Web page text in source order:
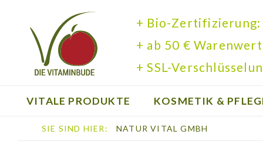
+ Bio-Zertifizierung:
+ ab 50 €
+ SSL-
VITALE PRODUKTE KOSMETIK &
BÜCHER
SIE SIND HIER: NATUR VITAL GMBH